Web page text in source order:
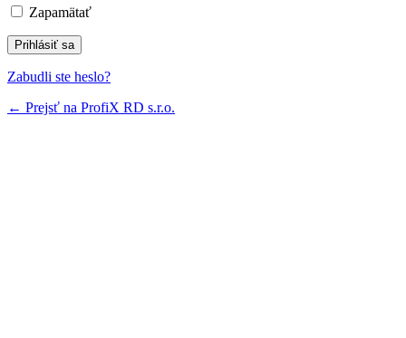
Zapamätať
Zabudli ste heslo?
← Prejsť na ProfiX RD s.r.o.